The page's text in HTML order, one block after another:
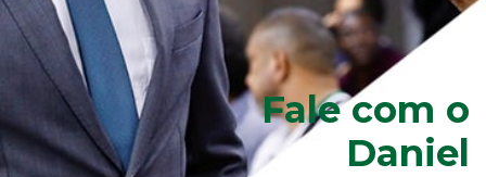
Fale com o
Daniel